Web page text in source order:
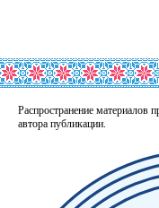
Распространение материалов
автора публикации.